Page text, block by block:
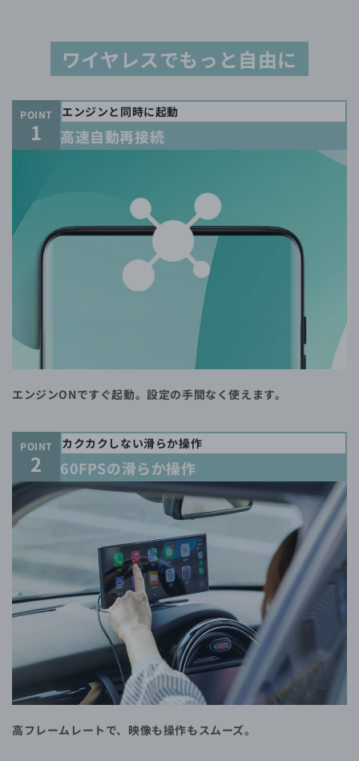
ワイヤレスでもっと自由に
POINT
1
エンジンと同時に起動
高速自動再接続
エンジンONですぐ起動。設定の手間なく使えます。
POINT
2
カクカクしない滑らか操作
60FPSの滑らか操作
高フレームレートで、映像も操作もスムーズ。